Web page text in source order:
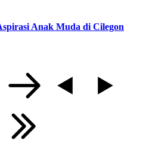
Anak Muda di Cilegon